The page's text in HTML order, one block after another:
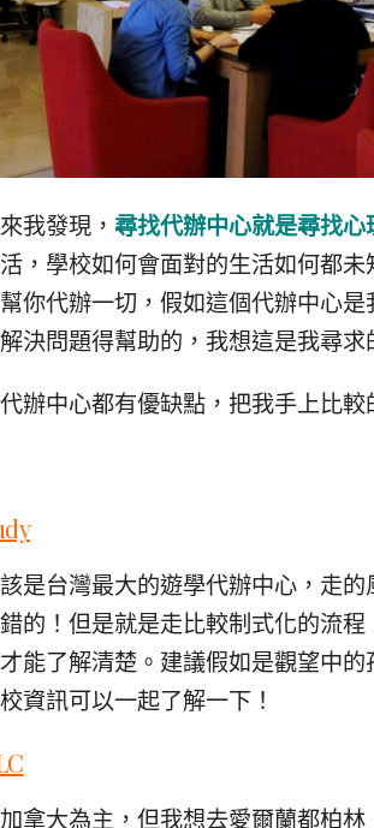
我發現， 尋找代辦中心就是尋找心
，學校如何會面對的生活如何都
你代辦一切，假如這個代辦中心
決問題得幫助的，我想這是我尋求
辦中心都有優缺點，把我手上比較
是台灣最大的遊學代辦中心，走
的！但是就是走比較制式化的流
能了解清楚。建議假如是觀望中
資訊可以一起了解一下！
拿大為主，但我想去愛爾蘭都柏